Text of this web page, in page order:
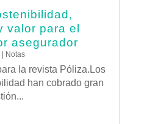
valor para el
asegurador
| Notas
la revista Póliza.Los
han cobrado gran